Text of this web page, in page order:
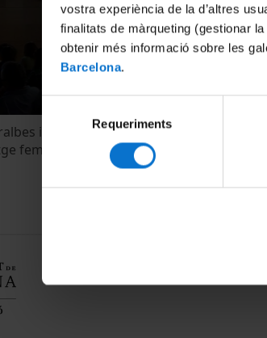
vostra experiència de la d’altres
finalitats de màrqueting (gestionar
obtenir més informació sobre les
Barcelona.
consentiment
Requeriments
i Barcelona:
femení'
'Pedralbes i
mecenatge femení'
10 May, 2012